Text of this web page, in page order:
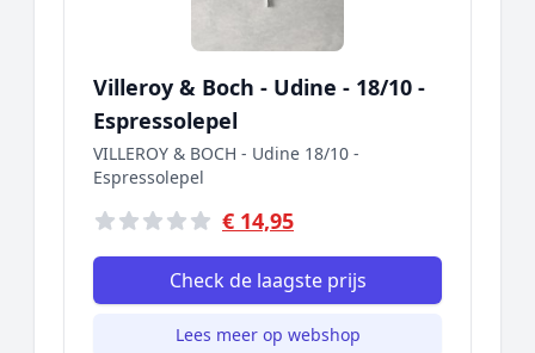
Villeroy & Boch - Udine - 18/10 -
Espressolepel
VILLEROY & BOCH - Udine 18/10 -
Espressolepel
€ 14,95
Check de laagste prijs
Lees meer op webshop